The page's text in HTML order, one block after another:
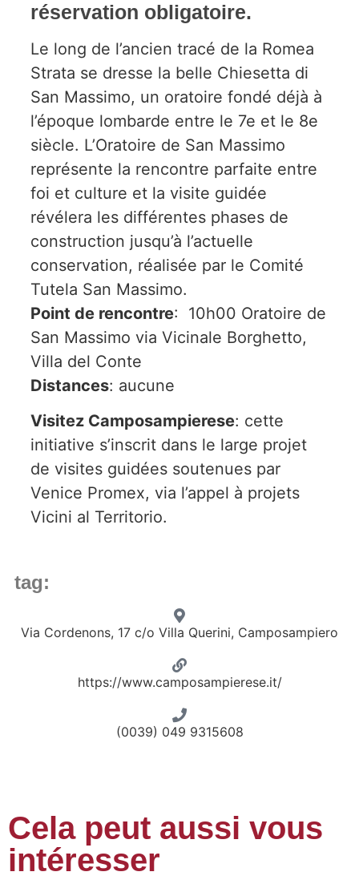
réservation obligatoire.
Le long de l’ancien tracé de la Romea
Strata se dresse la belle Chiesetta di
San Massimo, un oratoire fondé déjà à
l’époque lombarde entre le 7e et le 8e
siècle. L’Oratoire de San Massimo
représente la rencontre parfaite entre
foi et culture et la visite guidée
révélera les différentes phases de
construction jusqu’à l’actuelle
conservation, réalisée par le Comité
Tutela San Massimo.
Point de rencontre: 10h00 Oratoire de
San Massimo via Vicinale Borghetto,
Villa del Conte
Distances: aucune
Visitez Camposampierese: cette
initiative s’inscrit dans le large projet
de visites guidées soutenues par
Venice Promex, via l’appel à projets
Vicini al Territorio.
tag:
Via Cordenons, 17 c/o Villa Querini, Camposampiero
https://www.camposampierese.it/
(0039) 049 9315608
Cela peut aussi vous
intéresser